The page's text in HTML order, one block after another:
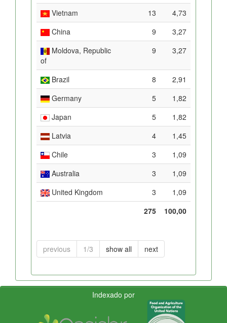
Vietnam
13
4,73
China
9
3,27
Moldova, Republic
of
9 3,27
Brazil 8
2,91
Germany
5
1,82
Japan
5
1,82
Latvia
4
1,45
Chile
3
1,09
Australia
3
1,09
United Kingdom
3
1,09
275
100,00
previous 1/3 show all next
Indexado por